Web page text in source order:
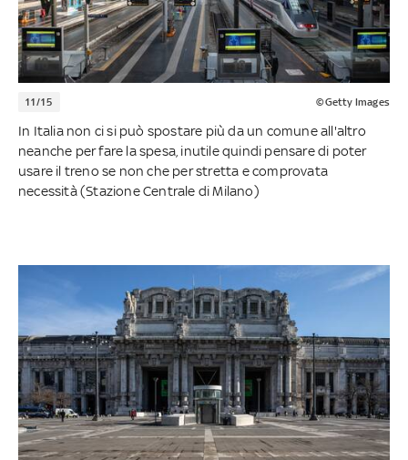
11/15 ©Getty Images
In Italia non ci si può spostare più da un comune all'altro
neanche per fare la spesa, inutile quindi pensare di poter
usare il treno se non che per stretta e comprovata
necessità (Stazione Centrale di Milano)